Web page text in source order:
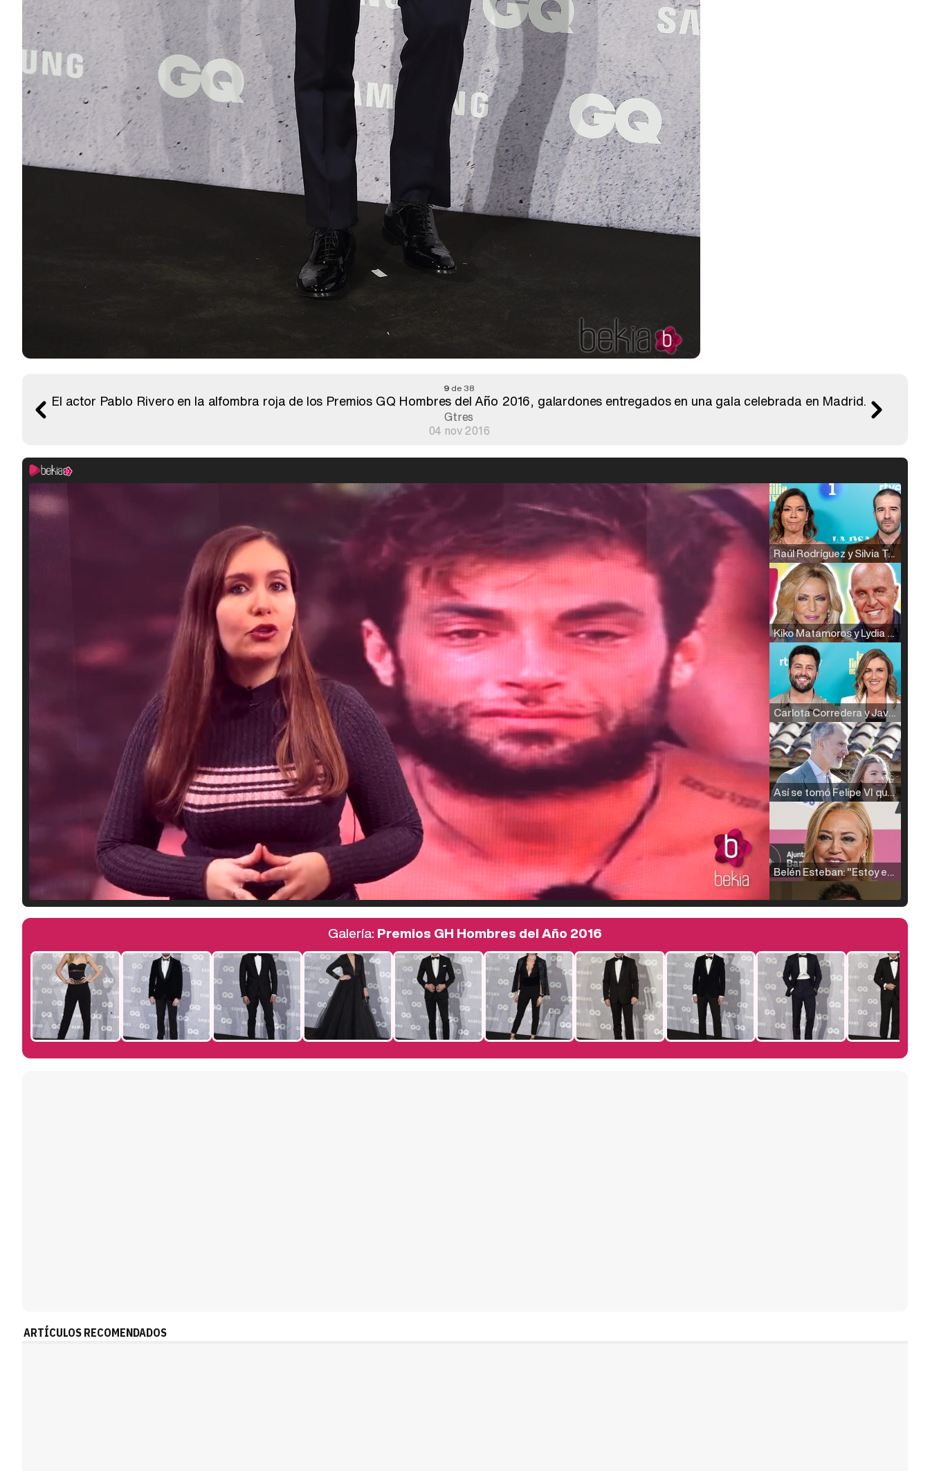
9 de 38
El actor Pablo Rivero en la alfombra roja de los Premios GQ Hombres del Año 2016, galardones entregados en una gala celebrada en Madrid.
Gtres
04 nov 2016
Raúl Rodríguez y Silvia Taulés nos cuentan su papel en 'La familia de la tele'
Kiko Matamoros y Lydia Lozano: "Nuestro público es de todas las edades y RTVE tiene un público muy pegado a las novelas, al que tenemos que captar"
Carlota Corredera y Javier de Hoyos: "La tele tiene que representar al público también y aquí están todos los perfiles posibles&quo;
Así se tomó Felipe VI que la Infanta Sofía no quisiera recibir formación militar
Belén Esteban: "Estoy emocionada, muy contenta y muy feliz por llegar a RTVE"
Manu Baqueiro: "Tuve como referente a Bruce Willis en 'Luz de Luna' para mi trabajo en la serie 'Perdiendo el juicio'"
Magdalena de Suecia responde a las críticas y explica por qué le han permitido lanzar su propio negocio
Galería: Premios GH Hombres del Año 2016
ARTÍCULOS RECOMENDADOS